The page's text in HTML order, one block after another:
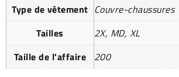
Type de vêtement Couvre-chaussures
Tailles
2X, MD, XL
Taille de l'affaire
200